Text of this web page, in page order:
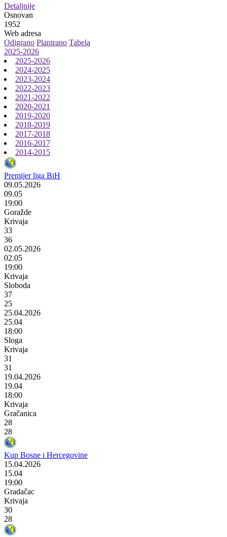
Detaljnije
Osnovan
1952
Web adresa
Odigrano Planirano Tabela
2025-2026
2025-2026
2024-2025
2023-2024
2022-2023
2021-2022
2020-2021
2019-2020
2018-2019
2017-2018
2016-2017
2014-2015
Premijer liga BiH
09.05.2026
09.05
19:00
Goražde
Krivaja
33
36
02.05.2026
02.05
19:00
Krivaja
Sloboda
37
25
25.04.2026
25.04
18:00
Sloga
Krivaja
31
31
19.04.2026
19.04
18:00
Krivaja
Gračanica
28
28
Kup Bosne i Hercegovine
15.04.2026
15.04
19:00
Gradačac
Krivaja
30
28